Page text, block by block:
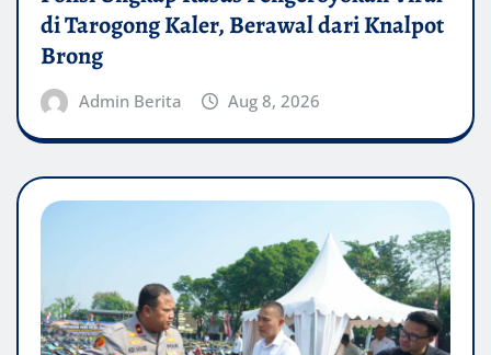
di Tarogong Kaler, Berawal dari Knalpot
Brong
Admin Berita Aug 8, 2026